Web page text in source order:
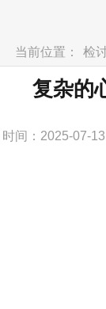
当前位置： 检
复杂的
时间：2025-07-